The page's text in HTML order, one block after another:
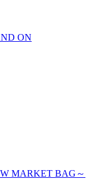
ON
MARKET BAG～